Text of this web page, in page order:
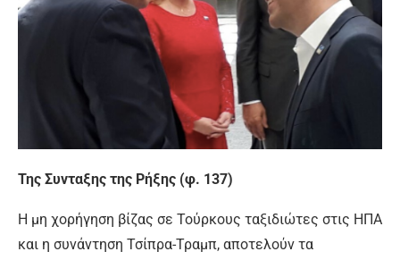
Της Συνταξης της Ρήξης (φ. 137)
Η μη χορήγηση βίζας σε Τούρκους ταξιδιώτες στις ΗΠΑ
και η συνάντηση Τσίπρα-Τραμπ, αποτελούν τα